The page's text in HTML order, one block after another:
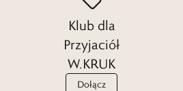
Klub dla
Przyjaciół
W.KRUK
Dołącz